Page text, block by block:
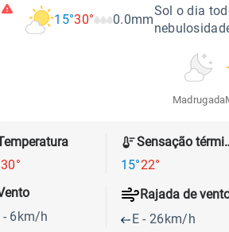
15°30° 0.0mm
Sol o dia
Madrugada
30°
15°22°
- 6km/h
Rajada de
E - 26km/h